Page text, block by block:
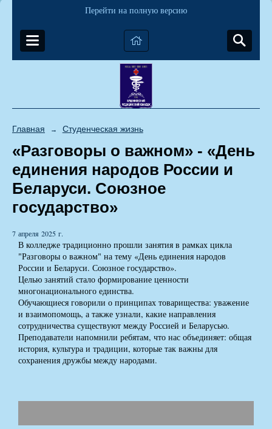
Перейти на полную версию
Главная → Студенческая жизнь
«Разговоры о важном» - «День
единения народов России и
Беларуси. Союзное
государство»
7 апреля 2025 г.
В колледже традиционно прошли занятия в рамках цикла
"Разговоры о важном" на тему «День единения народов
России и Беларуси. Союзное государство».
Целью занятий стало формирование ценности
многонационального единства.
Обучающиеся говорили о принципах товарищества: уважение
и взаимопомощь, а также узнали, какие направления
сотрудничества существуют между Россией и Беларусью.
Преподаватели напомнили ребятам, что нас объединяет: общая
история, культура и традиции, которые так важны для
сохранения дружбы между народами.